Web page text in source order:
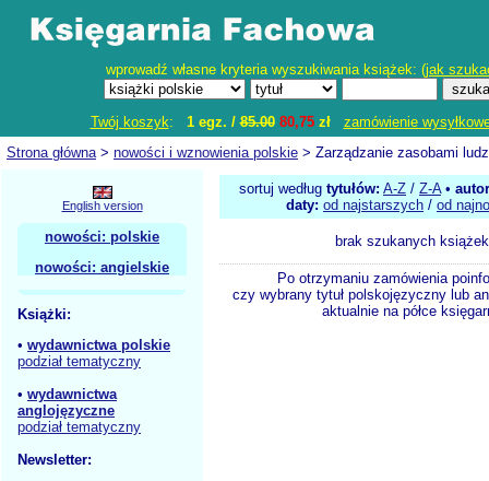
wprowadź własne kryteria wyszukiwania książek: (jak
Twój koszyk: 1 egz. /85.00 80,75zł
zamówienie
Strona główna> nowości i wznowienia polskie > Zarządzanie zasobami
English version
nowości: polskie
nowości: angielskie
Książki:
• wydawnictwa polskie
podział tematyczny
• wydawnictwa
anglojęzyczne
podział tematyczny
Newsletter:
sortuj według tytułów: A-Z / Z-A•
daty: od najstarszych / od
brak szukanych książek
Po otrzymaniu zamówienia
czy wybrany tytuł polskojęzyczny lub
aktualnie na półce